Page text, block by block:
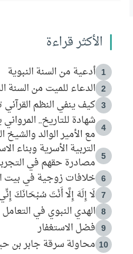
الأكثر قراءة
1 أدعية من السنة النبوية
2 الدعاء للميت من السنة
3 كيف ينفي النظم
4
شهادة للتاريخ..
مع الأمير الوالد والشيخ
5
التربية الأسرية وبناء
مصادرة حقهم في
6 خلافات زوجية في بيت
7 لَا إِلَهَ إِلَّا أَنْتَ سُبْحَانَكَ
8 الهدي النبوي في
9 فضل الاستغفار
10 محاولة سرقة جابر بن